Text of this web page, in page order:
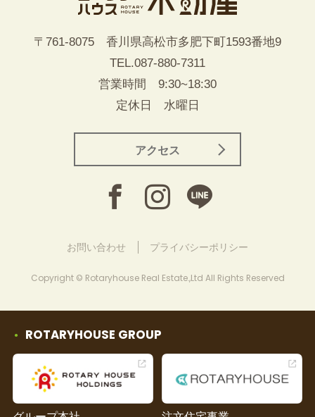
〒761-8075 香川県高松市多肥下町1593番地9
TEL.087-880-7311
営業時間 9:30~18:30
定休日 水曜日
アクセス
お問い合わせ プライバシーポリシー
Copyright © Rotaryhouse Real Estate.,Ltd All Rights Reserved
ROTARYHOUSE GROUP